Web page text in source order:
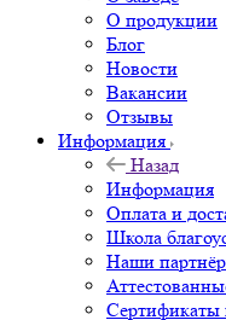
О продукции
Блог
Новости
Вакансии
Отзывы
Информация
Назад
Информация
Оплата и
Школа
Наши
Сертификаты